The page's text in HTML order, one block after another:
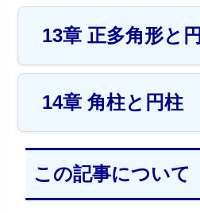
13章 正多角形と円
14章 角柱と円柱
この記事について